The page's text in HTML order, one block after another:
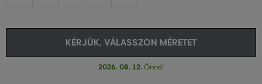
KÉRJÜK, VÁLASSZON MÉRETET
2026. 08. 12. Önnél